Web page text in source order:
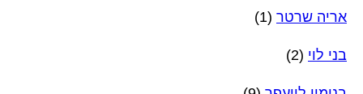
אריה שרטר (1)
בני לוי (2)